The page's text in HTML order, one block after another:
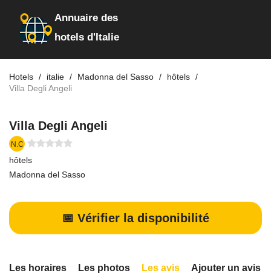
Annuaire des
hotels d'Italie
Hotels italie Madonna del Sasso
hôtels
Villa Degli Angeli
Villa Degli Angeli
N.C
hôtels
Madonna del Sasso
📅 Vérifier la disponibilité
Les horaires Les photos Les avis Ajouter un avis